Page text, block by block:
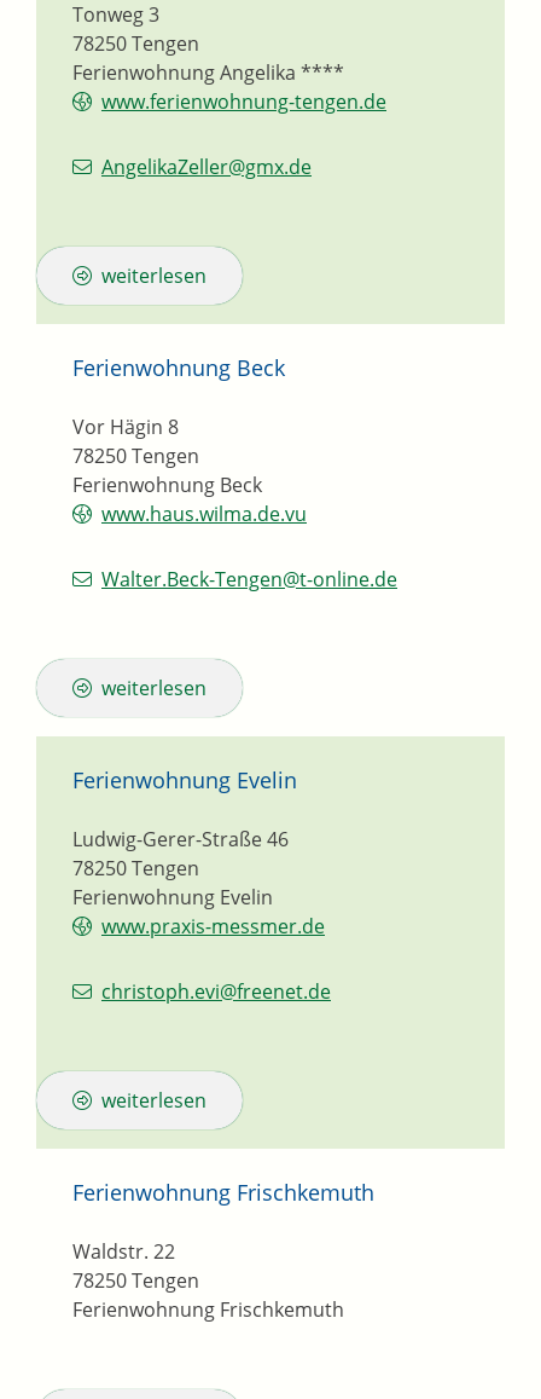
Ferienwohnung Angelika ****
Tonweg 3
78250Tengen
www.ferienwohnung-tengen.de
AngelikaZeller@gmx.de
weiterlesen
Ferienwohnung Beck
Ferienwohnung Beck
Vor Hägin 8
78250Tengen
www.haus.wilma.de.vu
Walter.Beck-Tengen@t-online.de
weiterlesen
Ferienwohnung Evelin
Ferienwohnung Evelin
Ludwig-Gerer-Straße 46
78250Tengen
www.praxis-messmer.de
christoph.evi@freenet.de
weiterlesen
Ferienwohnung Frischkemuth
Ferienwohnung Frischkemuth
Waldstr. 22
78250Tengen